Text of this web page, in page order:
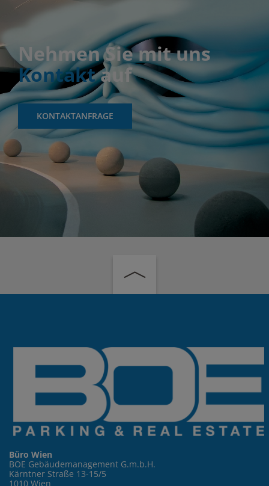
Nehmen Sie mit uns
Kontaktauf
KONTAKTANFRAGE
Büro Wien
BOE Gebäudemanagement G.m.b.H.
Kärntner Straße 13-15/5
1010 Wien